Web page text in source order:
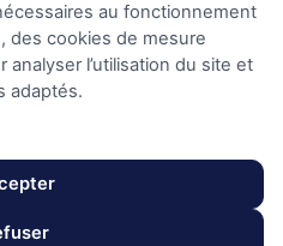
Générales d’utilisation
au fonctionnement
des cookies de mesure
analyser l’utilisation du site et
adaptés.